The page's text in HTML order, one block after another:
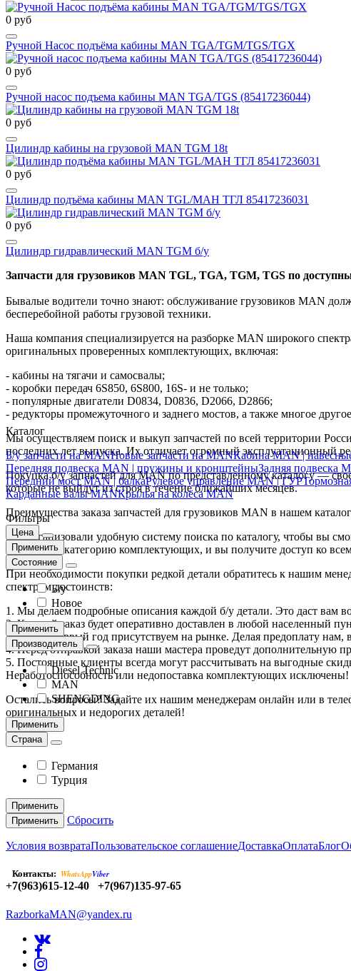
0 руб
Ручной Насос подъёма кабины MAN TGA/TGM/TGS/TGX
0 руб
Ручной насос подъема кабины MAN TGA/TGS (85417236044)
0 руб
Цилиндр кабины на грузовой MAN TGM 18t
0 руб
Цилиндр подъёма кабины MAN TGL/МАН ТГЛ 85417236031
0 руб
Цилиндр гидравлический MAN TGM б/у
Запчасти для грузовиков MAN TGL, TGA, TGM, TGS по
Бывалые водители точно знают: обслуживание грузовиков MAN
бесперебойной работы грузовой техники.
Наша компания специализируется на разборке MAN широкого
оригинальных проверенных комплектующих, включая:
- кабины на тягачи и самосвалы;
- коробки передач 6S850, 6S800, 16S- и не только;
- популярные двигатели D0834, D0836, D2066, D2866;
- редукторы промежуточного и заднего мостов, а также многое
Мы осуществляем поиск и выкуп запчастей по всей территории
последних лет выпуска. Их отличает огромный эксплуатационный
Покупка б/у запчастей для MAN по представленному каталогу —
которые не выйдут из строя в течение ближайших месяцев.
Преимущества заказа запчастей для грузовиков MAN в нашем
Мы организовали удобную систему поиска по каталогу, чтобы вы
вашего ТС, категорию комплектующих, и вы получите доступ ко
При необходимости покупки редкой детали обратитесь к нашим
спектром достоинств:
1. Мы делаем подробные описания каждой б/у детали. Это даст вам
2. Каждый заказ будет оперативно доставлен в любой населенный
3. Мы не первый год присутствуем на рынке. Делая предоплату нам,
4. Перед отправкой заказа наши мастера проведут дополнительную
5. Постоянные клиенты всегда могут рассчитывать на выгодные
Неработоспособность или недопоставка комплектующих исключены!
Остались вопросы? Задайте их нашим менеджерам онлайн или в
оригинальных и недорогих деталей!
Каталог
Б/у запчасти на MANНовые запчасти на MANКабина MAN |
Передняя подвеска MAN | пружины и кронштейныЗадняя подвеска
Передний мост MAN | балкаРулевое управление MAN | ГУР
Карданные валы MANКрылья на колёса MAN
Фильтры
Цена
Применить
Состояние
Б/у
Новое
Применить
Производитель
Diesel Technic
MAN
SHENGDING
Применить
Страна
Германия
Турция
Применить
Применить
Сбросить
Условия возвратаПользовательское соглашениеДоставкаОплатаБлог
Контакты: WhatsAppViber
+7(963)615-12-40 +7(967)135-97-65
RazborkaMAN@yandex.ru